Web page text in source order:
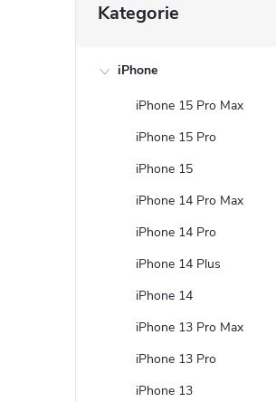
kategorie
Kategorie
iPhone
iPhone 15 Pro Max
iPhone 15 Pro
iPhone 15
iPhone 14 Pro Max
iPhone 14 Pro
iPhone 14 Plus
iPhone 14
iPhone 13 Pro Max
iPhone 13 Pro
iPhone 13